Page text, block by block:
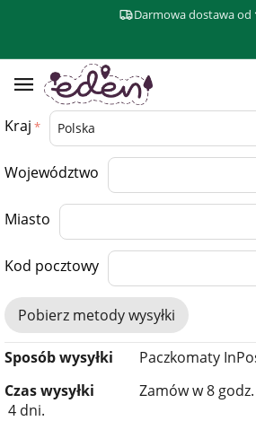
Darmowa dostawa od
Kraj
Województwo
Miasto
Kod pocztowy
Pobierz metody wysyłki
Sposób wysyłki
Paczkomaty
Czas wysyłki
Zamów w 8
4 dni.